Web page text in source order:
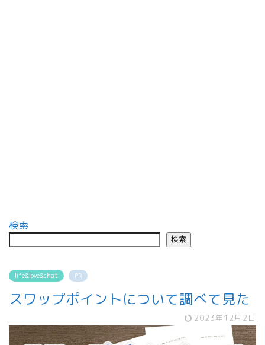
検索
検索
life&love&chat PR
スワップポイントについて調べて見た
2023年12月2日